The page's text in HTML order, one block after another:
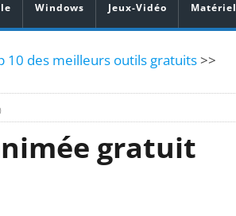
Windows Jeux-Vidéo Matériel
10 des meilleurs outils gratuits>>
gratuit